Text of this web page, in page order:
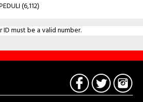
(6,112)
must be a valid number.